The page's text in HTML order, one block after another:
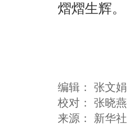
熠熠生辉。
编辑： 张文娟
校对： 张晓燕